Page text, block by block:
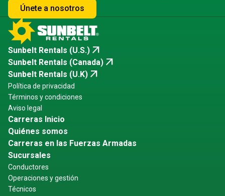
Únete a nosotros
Sunbelt Rentals (U.S.) arrow_outward
Sunbelt Rentals (Canada) arrow_outward
Sunbelt Rentals (U.K) arrow_outward
Política de privacidad
Términos y condiciones
Aviso legal
Carreras Inicio
Quiénes somos
Carreras en las Fuerzas Armadas
Sucursales
Conductores
Operaciones y gestión
Técnicos